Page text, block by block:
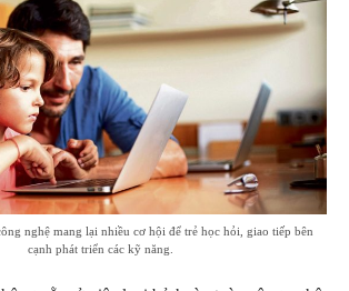
nghệ mang lại nhiều cơ hội để trẻ học hỏi, giao tiếp bên
cạnh phát triển các kỹ năng.